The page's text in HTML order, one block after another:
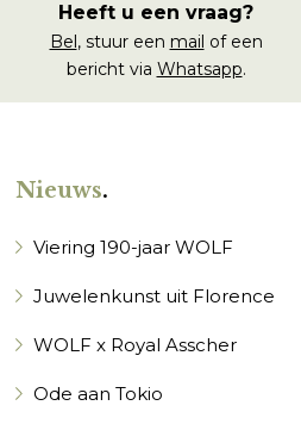
Heeft u een vraag?
Bel, stuur een mail of een
bericht via Whatsapp.
Nieuws.
Viering 190-jaar WOLF
Juwelenkunst uit Florence
WOLF x Royal Asscher
Ode aan Tokio